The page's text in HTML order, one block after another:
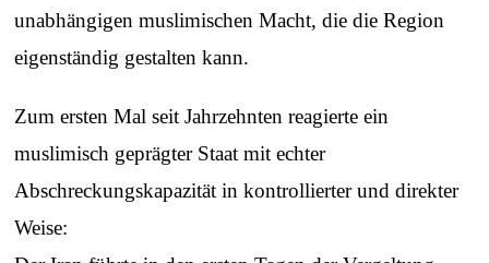
unabhängigen muslimischen Macht, die die Region
eigenständig gestalten kann.
Zum ersten Mal seit Jahrzehnten reagierte ein
muslimisch geprägter Staat mit echter
Abschreckungskapazität in kontrollierter und direkter
Weise: